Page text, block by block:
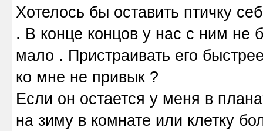
Хотелось бы оставить птичку
. В конце концов у нас с ним не
мало . Пристраивать его
ко мне не привык ?
Если он остается у меня в
на зиму в комнате или клетку